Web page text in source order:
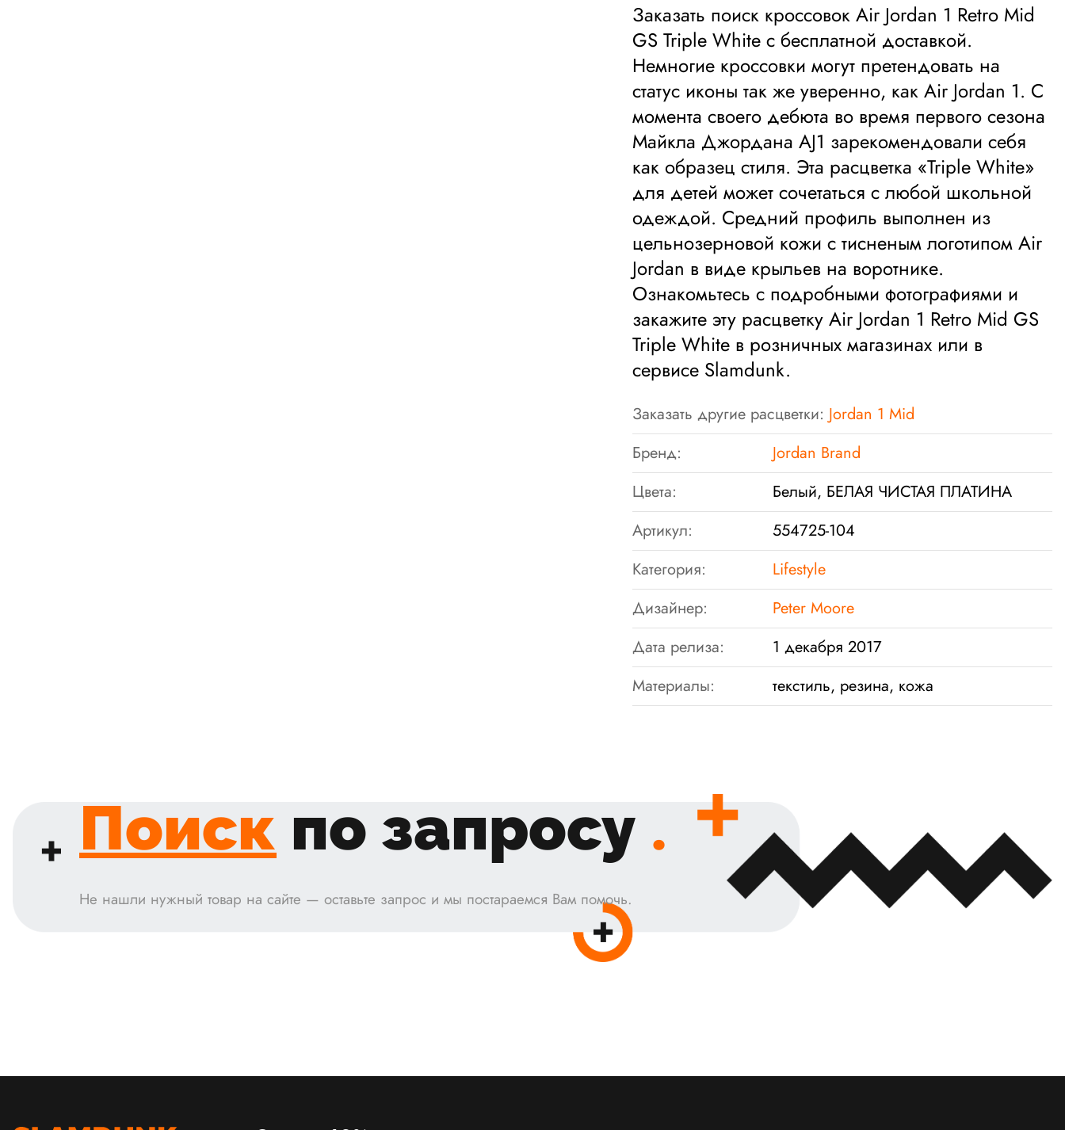
Заказать поиск кроссовок Air Jordan 1 Retro Mid
GS Triple White с бесплатной доставкой.
Немногие кроссовки могут претендовать на
статус иконы так же уверенно, как Air Jordan 1. С
момента своего дебюта во время первого сезона
Майкла Джордана AJ1 зарекомендовали себя
как образец стиля. Эта расцветка «Triple White»
для детей может сочетаться с любой школьной
одеждой. Средний профиль выполнен из
цельнозерновой кожи с тисненым логотипом Air
Jordan в виде крыльев на воротнике.
Ознакомьтесь с подробными фотографиями и
закажите эту расцветку Air Jordan 1 Retro Mid GS
Triple White в розничных магазинах или в
сервисе Slamdunk.
Заказать другие расцветки: Jordan 1 Mid
Бренд:
Jordan Brand
Цвета:
Белый, БЕЛАЯ ЧИСТАЯ ПЛАТИНА
Артикул:
554725-104
Категория:
Lifestyle
Дизайнер:
Peter Moore
Дата релиза:
1 декабря 2017
Материалы:
текстиль, резина, кожа
Поиск по запросу .
Не нашли нужный товар на сайте — оставьте запрос и мы постараемся Вам помочь.